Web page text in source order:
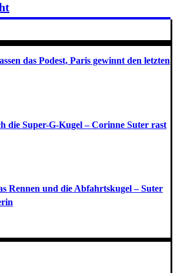
das Podest, Paris gewinnt den letzten
die Super-G-Kugel – Corinne Suter rast
Rennen und die Abfahrtskugel – Suter